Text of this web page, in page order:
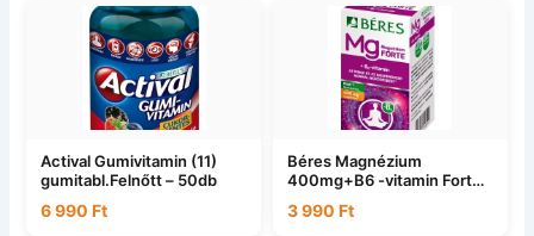
Actival Gumivitamin (11)
gumitabl.Felnőtt – 50db
6 990Ft
Béres Magnézium
400mg+B6 -vitamin Forte
3 990 Ft